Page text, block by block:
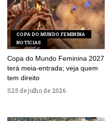
COPA DO MUNDO FEMININA
NOTÍCIAS
Copa do Mundo Feminina 2027
terá meia-entrada; veja quem
tem direito
25 de julho de 2026